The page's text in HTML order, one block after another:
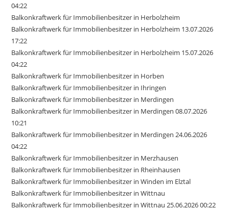
04:22
Balkonkraftwerk für Immobilienbesitzer in Herbolzheim
Balkonkraftwerk für Immobilienbesitzer in Herbolzheim 13.07.2026
17:22
Balkonkraftwerk für Immobilienbesitzer in Herbolzheim 15.07.2026
04:22
Balkonkraftwerk für Immobilienbesitzer in Horben
Balkonkraftwerk für Immobilienbesitzer in Ihringen
Balkonkraftwerk für Immobilienbesitzer in Merdingen
Balkonkraftwerk für Immobilienbesitzer in Merdingen 08.07.2026
10:21
Balkonkraftwerk für Immobilienbesitzer in Merdingen 24.06.2026
04:22
Balkonkraftwerk für Immobilienbesitzer in Merzhausen
Balkonkraftwerk für Immobilienbesitzer in Rheinhausen
Balkonkraftwerk für Immobilienbesitzer in Winden im Elztal
Balkonkraftwerk für Immobilienbesitzer in Wittnau
Balkonkraftwerk für Immobilienbesitzer in Wittnau 25.06.2026 00:22